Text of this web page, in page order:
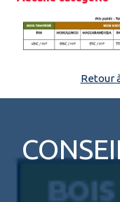
Espace pro
Retour